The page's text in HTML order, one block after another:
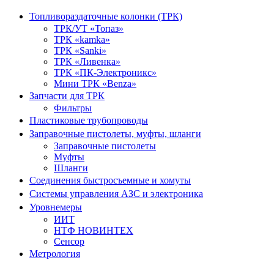
Топливораздаточные колонки (ТРК)
ТРК/УТ «Топаз»
ТРК «kamka»
ТРК «Sanki»
ТРК «Ливенка»
ТРК «ПК-Электроникс»
Мини ТРК «Benza»
Запчасти для ТРК
Фильтры
Пластиковые трубопроводы
Заправочные пистолеты, муфты, шланги
Заправочные пистолеты
Муфты
Шланги
Соединения быстросъемные и хомуты
Системы управления АЗС и электроника
Уровнемеры
ИИТ
НТФ НОВИНТЕХ
Сенсор
Метрология